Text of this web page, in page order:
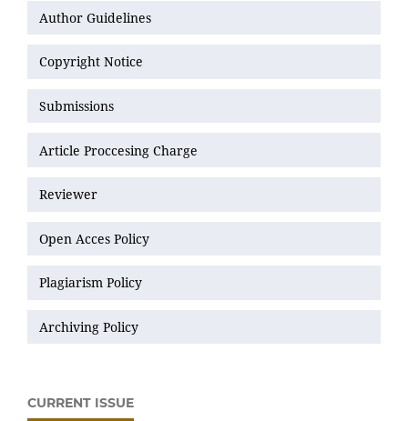
Author Guidelines
Copyright Notice
Submissions
Article Proccesing Charge
Reviewer
Open Acces Policy
Plagiarism Policy
Archiving Policy
CURRENT ISSUE